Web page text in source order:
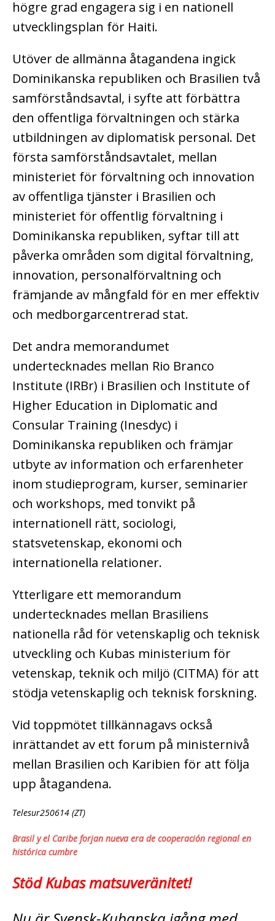
högre grad engagera sig i en nationell
utvecklingsplan för Haiti.
Utöver de allmänna åtagandena ingick
Dominikanska republiken och Brasilien två
samförståndsavtal, i syfte att förbättra
den offentliga förvaltningen och stärka
utbildningen av diplomatisk personal. Det
första samförståndsavtalet, mellan
ministeriet för förvaltning och innovation
av offentliga tjänster i Brasilien och
ministeriet för offentlig förvaltning i
Dominikanska republiken, syftar till att
påverka områden som digital förvaltning,
innovation, personalförvaltning och
främjande av mångfald för en mer effektiv
och medborgarcentrerad stat.
Det andra memorandumet
undertecknades mellan Rio Branco
Institute (IRBr) i Brasilien och Institute of
Higher Education in Diplomatic and
Consular Training (Inesdyc) i
Dominikanska republiken och främjar
utbyte av information och erfarenheter
inom studieprogram, kurser, seminarier
och workshops, med tonvikt på
internationell rätt, sociologi,
statsvetenskap, ekonomi och
internationella relationer.
Ytterligare ett memorandum
undertecknades mellan Brasiliens
nationella råd för vetenskaplig och teknisk
utveckling och Kubas ministerium för
vetenskap, teknik och miljö (CITMA) för att
stödja vetenskaplig och teknisk forskning.
Vid toppmötet tillkännagavs också
inrättandet av ett forum på ministernivå
mellan Brasilien och Karibien för att följa
upp åtagandena.
Telesur250614 (ZT)
Brasil y el Caribe forjan nueva era de cooperación regional en
histórica cumbre
Stöd Kubas matsuveränitet!